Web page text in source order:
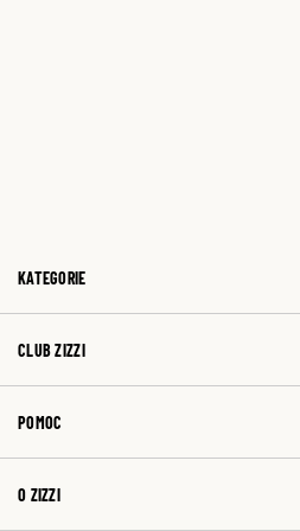
KATEGORIE
CLUB ZIZZI
POMOC
O ZIZZI